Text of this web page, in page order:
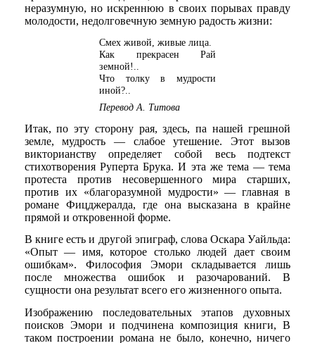
неразумную, но искреннюю в своих порывах правду
молодости, недолговечную земную радость жизни:
Смех живой, живые лица.
Как прекрасен Рай
земной!..
Что толку в мудрости
иной?..
Перевод А. Титова
Итак, по эту сторону рая, здесь, па нашей грешной
земле, мудрость — слабое утешение. Этот вызов
викторианству определяет собой весь подтекст
стихотворения Руперта Брука. И эта же тема — тема
протеста против несовершенного мира старших,
против их «благоразумной мудрости» — главная в
романе Фицджералда, где она высказана в крайне
прямой и откровенной форме.
В книге есть и другой эпиграф, слова Оскара Уайльда:
«Опыт — имя, которое столько людей дает своим
ошибкам». Философия Эмори складывается лишь
после множества ошибок и разочарований. В
сущности она результат всего его жизненного опыта.
Изображению последовательных этапов духовных
поисков Эмори и подчинена композиция книги, В
таком построении романа не было, конечно, ничего